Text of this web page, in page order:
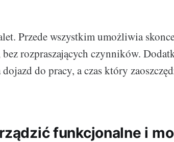
Przede wszystkim umożliwia
rozpraszających czynników.
do pracy, a czas który
funkcjonalne i